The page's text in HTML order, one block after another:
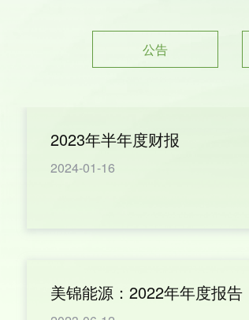
公告
2023年半年度财报
2024-01-16
美锦能源：2022年年度报告